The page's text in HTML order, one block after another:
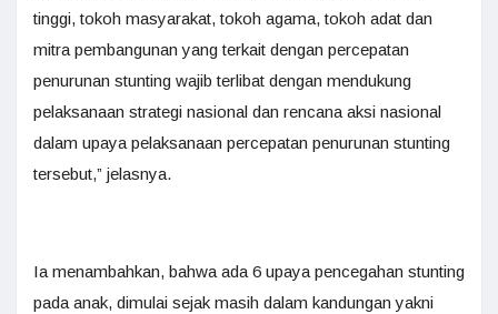
tinggi, tokoh masyarakat, tokoh agama, tokoh adat dan
mitra pembangunan yang terkait dengan percepatan
penurunan stunting wajib terlibat dengan mendukung
pelaksanaan strategi nasional dan rencana aksi nasional
dalam upaya pelaksanaan percepatan penurunan stunting
tersebut,” jelasnya.
Ia menambahkan, bahwa ada 6 upaya pencegahan stunting
pada anak, dimulai sejak masih dalam kandungan yakni